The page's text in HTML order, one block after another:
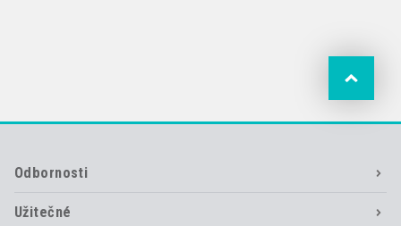
Odbornosti
Užitečné